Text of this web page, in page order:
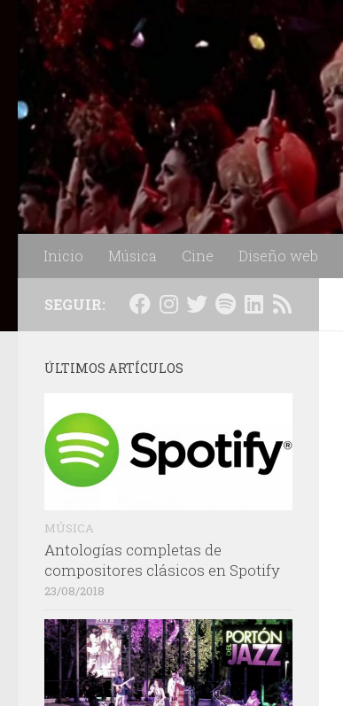
Saltar al contenido
Inicio Música Cine Diseño web
SEGUIR:
ÚLTIMOS ARTÍCULOS
MÚSICA
Antologías completas de
compositores clásicos en Spotify
23/08/2018